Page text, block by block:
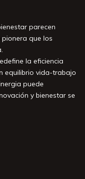
parecen
que los
la eficiencia
equilibrio vida-trabajo
puede
y bienestar se